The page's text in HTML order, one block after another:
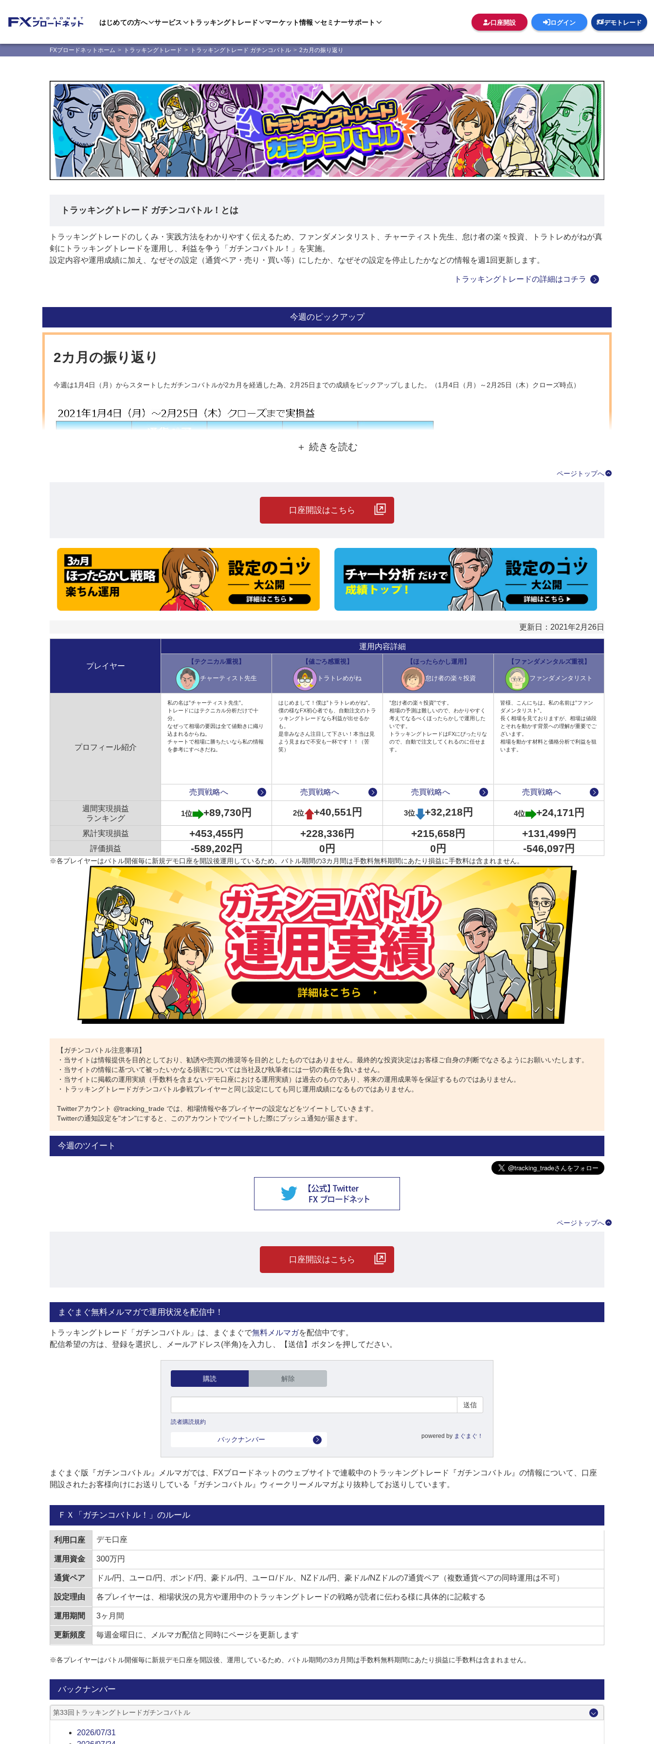
はじめての方へ サービス トラッキングトレード マーケット情報 セミナーサポート 口座開設 ログイン デモトレード
FXブロードネットホーム トラッキングトレード トラッキングトレード ガチンコバトル 2カ月の振り返り
トラッキングトレード ガチンコバトル！とは
トラッキングトレードのしくみ・実践方法をわかりやすく伝えるため、ファンダメンタリスト、チャーティスト先生、怠け者の楽々投資、トラトレめがねが真
剣にトラッキングトレードを運用し、利益を争う「ガチンコバトル！」を実施。
設定内容や運用成績に加え、なぜその設定（通貨ペア・売り・買い等）にしたか、なぜその設定を停止したかなどの情報を週1回更新します。
トラッキングトレードの詳細はコチラ
今週のピックアップ
2カ月の振り返り
今週は1月4日（月）からスタートしたガチンコバトルが2カ月を経過した為、2月25日までの成績をピックアップしました。（1月4日（月）～2月25日（木）クローズ時点）
2月25日クローズ時点の１位は、ユーロ円両建て運用の「チャーティスト先生」でした。
怠け者の楽々投資さんの2カ月の運用状況をみてみましょう。
モットーは、とにかく「ほったらかし」。
トラッキングトレードは自動売買なので、怠け者の楽々投資さんのようにほったらかしで利益を積み上げるチャンスは多くありそうです。
にも掲載しているので、是非参考にしてください。
ページトップへ
口座開設はこちら
更新日：2021年2月26日
プレイヤー
運用内容詳細
【テクニカル重視】
チャーティスト先生
【値ごろ感重視】
トラトレめがね
【ほったらかし運用】
怠け者の楽々投資
【ファンダメンタルズ重視】
ファンダメンタリスト
プロフィール紹介
私の名は”チャーティスト先生”。
トレードにはテクニカル分析だけで十
分。
なぜって相場の要因は全て値動きに織り
込まれるからね。
チャートで相場に勝ちたいなら私の情報
を参考にすべきだね。
売買戦略へ
はじめまして！僕は”トラトレめがね”。
僕の様なFX初心者でも、自動注文のトラ
ッキングトレードなら利益が出せるか
も。
是非みなさん注目して下さい！本当は見
よう見まねで不安も一杯です！！（苦
笑）
売買戦略へ
”怠け者の楽々投資”です。
相場の予測は難しいので、わかりやすく
考えてなるべくほったらかしで運用した
いです。
トラッキングトレードはFXにぴったりな
ので、自動で注文してくれるのに任せま
す。
売買戦略へ
皆様、こんにちは。私の名前は”ファン
ダメンタリスト”。
長く相場を見ておりますが、相場は値段
とそれを動かす背景への理解が重要でご
ざいます。
相場を動かす材料と価格分析で利益を狙
います。
売買戦略へ
週間実現損益
ランキング
1位 +89,730円 2位 +40,551円 3位 +32,218円 4位 +24,171円
累計実現損益 +453,455円 +228,336円 +215,658円 +131,499円
評価損益 -589,202円 0円 0円 -546,097円
※各プレイヤーはバトル開催毎に新規デモ口座を開設後運用しているため、バトル期間の3カ月間は手数料無料期間にあたり損益に手数料は含まれません。
【ガチンコバトル注意事項】
・当サイトは情報提供を目的としており、勧誘や売買の推奨等を目的としたものではありません。最終的な投資決定はお客様ご自身の判断でなさるようにお願いいたします。
・当サイトの情報に基づいて被ったいかなる損害については当社及び執筆者には一切の責任を負いません。
・当サイトに掲載の運用実績（手数料を含まないデモ口座における運用実績）は過去のものであり、将来の運用成果等を保証するものではありません。
・トラッキングトレードガチンコバトル参戦プレイヤーと同じ設定にしても同じ運用成績になるものではありません。
Twitterアカウント @tracking_trade では、相場情報や各プレイヤーの設定などをツイートしていきます。
Twitterの通知設定を"オン"にすると、このアカウントでツイートした際にプッシュ通知が届きます。
今週のツイート
ページトップへ
口座開設はこちら
まぐまぐ無料メルマガで運用状況を配信中！
トラッキングトレード「ガチンコバトル」は、まぐまぐで無料メルマガを配信中です。
配信希望の方は、登録を選択し、メールアドレス(半角)を入力し、【送信】ボタンを押してださい。
購読 解除
読者購読規約
バックナンバー powered by まぐまぐ！
まぐまぐ版『ガチンコバトル』メルマガでは、FXブロードネットのウェブサイトで連載中のトラッキングトレード『ガチンコバトル』の情報について、口座
開設されたお客様向けにお送りしている『ガチンコバトル』ウィークリーメルマガより抜粋してお送りしています。
ＦＸ「ガチンコバトル！」のルール
利用口座 デモ口座
運用資金 300万円
通貨ペア ドル/円、ユーロ/円、ポンド/円、豪ドル/円、ユーロ/ドル、NZドル/円、豪ドル/NZドルの7通貨ペア（複数通貨ペアの同時運用は不可）
設定理由 各プレイヤーは、相場状況の見方や運用中のトラッキングトレードの戦略が読者に伝わる様に具体的に記載する
運用期間 3ヶ月間
更新頻度 毎週金曜日に、メルマガ配信と同時にページを更新します
※各プレイヤーはバトル開催毎に新規デモ口座を開設後、運用しているため、バトル期間の3カ月間は手数料無料期間にあたり損益に手数料は含まれません。
バックナンバー
第33回トラッキングトレードガチンコバトル
2026/07/31